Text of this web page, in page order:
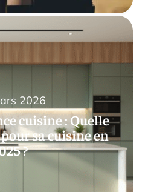
cuisine : Quelle
sa cuisine en
?
2026